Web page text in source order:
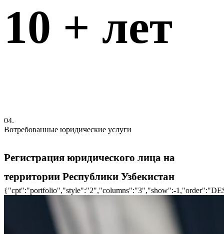
10 + лет
04.
Вотребованные юридические услуги
Регистрация юридического лица на
территории Республики Узбекистан
{"cpt":"portfolio","style":"2","columns":"3","show":-